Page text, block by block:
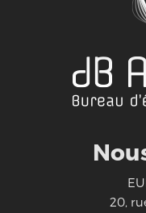
20,